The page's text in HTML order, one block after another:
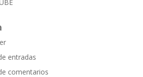
entradas
comentarios